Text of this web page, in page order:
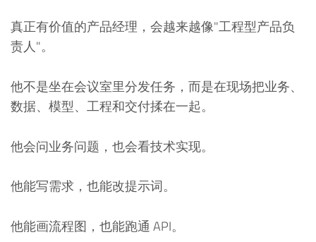
真正有价值的产品经理，会越来越像"工程型产品负
责人"。
他不是坐在会议室里分发任务，而是在现场把业务、
数据、模型、工程和交付揉在一起。
他会问业务问题，也会看技术实现。
他能写需求，也能改提示词。
他能画流程图，也能跑通 API。